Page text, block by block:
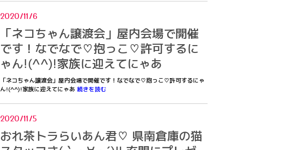
2020/11/6
「ネコちゃん譲渡会」屋内会場で開催
です！なでなで♡抱っこ♡許可するに
ゃん!(^^)!家族に迎えてにゃあ
「ネコちゃん譲渡会」屋内会場で開催です！なでなで♡抱っこ♡許可するにゃ
ん!(^^)!家族に迎えてにゃあ 続きを読む
2020/11/5
おれ茶トラらいあん君♡ 県南倉庫の猫